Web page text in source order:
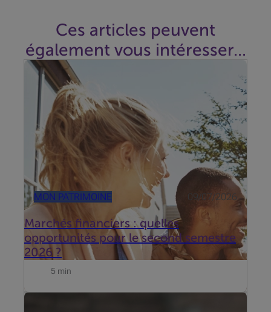
Ces articles peuvent
également vous intéresser...
MON PATRIMOINE 09/07/2026
Marchés financiers : quelles
opportunités pour le second semestre
2026 ?
Entre tensions géopolitiques et révolution de l’IA, les
marchés restent résilients. Quels thèmes privilégier
au second semestre ?
5 min
Mise à jour du 19 juni 2026